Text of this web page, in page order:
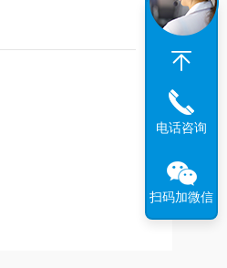
电话咨询
扫码加微信